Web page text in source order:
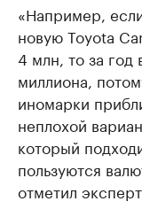
«Например,
новую Toyota
4 млн, то за год
миллиона,
иномарки
неплохой
который
пользуются
отметил эксперт.